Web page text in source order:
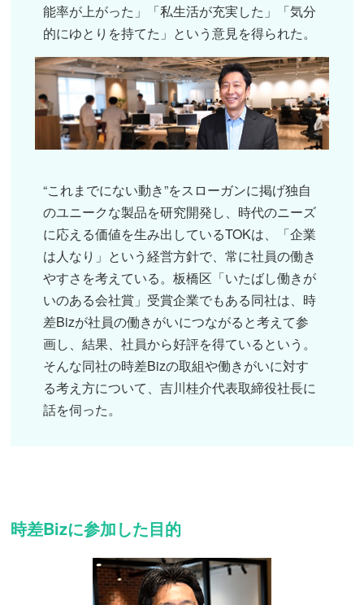
能率が上がった」「私生活が充実した」「気分
的にゆとりを持てた」という意見を得られた。
“これまでにない動き”をスローガンに掲げ独自
のユニークな製品を研究開発し、時代のニーズ
に応える価値を生み出しているTOKは、「企業
は人なり」という経営方針で、常に社員の働き
やすさを考えている。板橋区「いたばし働きが
いのある会社賞」受賞企業でもある同社は、時
差Bizが社員の働きがいにつながると考えて参
画し、結果、社員から好評を得ているという。
そんな同社の時差Bizの取組や働きがいに対す
る考え方について、吉川桂介代表取締役社長に
話を伺った。
時差Bizに参加した目的